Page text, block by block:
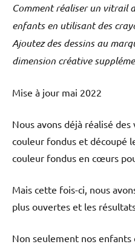
Comment réaliser un vitrail
enfants en utilisant des
Ajoutez des dessins au
dimension créative
Mise à jour mai 2022
Nous avons déjà réalisé
couleur fondus et découpé
couleur fondus en cœurs
Mais cette fois-ci, nous
plus ouvertes et les
Non seulement nos